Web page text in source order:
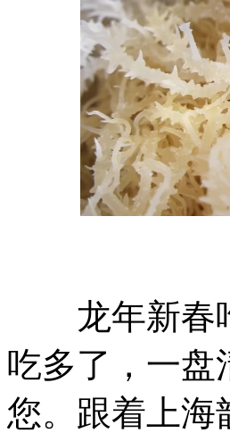
龙年新春吃
吃多了，一盘
您。跟着上海